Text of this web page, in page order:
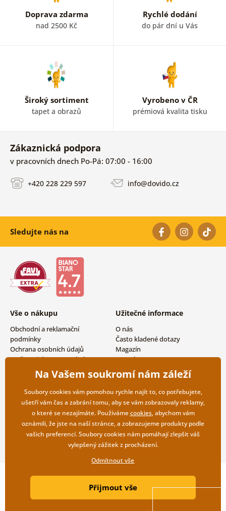
Doprava zdarma
nad 2500 Kč
Rychlé dodání
do pár dní u Vás
Široký sortiment
tapet a obrazů
Vyrobeno v ČR
prémiová kvalita tisku
Zákaznická podpora
v pracovních dnech Po-Pá: 07:00 - 16:00
+420 228 229 597 info@dovido.cz
Sledujte nás na
Vše o nákupu
Obchodní a reklamační
podmínky
Ochrana osobních údajů
Možnosti dopravy a platby
Vrácení zboží
Užitečné informace
O nás
Často kladené dotazy
Magazín
Kontakty
Velkoobchodní spolupráce
Copyright ©2019 © Dovido.cz.
Litvanyi.sk| E-shop vytvořila
Na Vašem soukromí nám záleží
Soubory cookies vám pomohou rychle najít to, co potřebujete,
ušetří vám čas a zabrání tomu, aby se vám zobrazovaly reklamy,
o které se nezajímáte. Používámecookies, abychom vám
oznámili, že jste na naší stránce, a zobrazujeme produkty podle
vašich preferencí. Soubory cookies nám pomáhají zlepšit váš
vylepšený zážitek z procházení.
Odmítnout vše
Přijmout vše